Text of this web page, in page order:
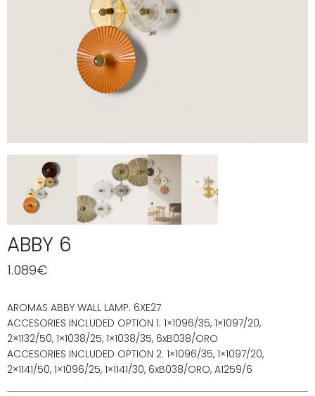
ABBY 6
1.089€
AROMAS ABBY WALL LAMP. 6XE27
ACCESORIES INCLUDED OPTION 1: 1×1096/35, 1×1097/20,
2×1132/50, 1×1038/25, 1×1038/35, 6xB038/ORO
ACCESORIES INCLUDED OPTION 2: 1×1096/35, 1×1097/20,
2×1141/50, 1×1096/25, 1×1141/30, 6xB038/ORO, A1259/6